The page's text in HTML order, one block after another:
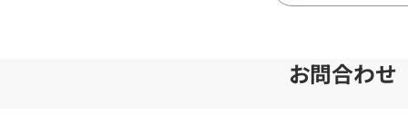
お問合わせ